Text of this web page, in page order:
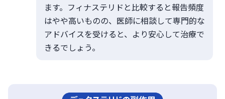
ます。フィナステリドと比較すると報告頻度
はやや高いものの、医師に相談して専門的な
アドバイスを受けると、より安心して治療で
きるでしょう。